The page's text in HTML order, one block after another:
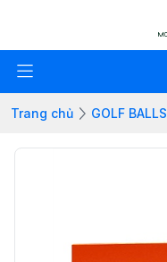
Trang chủ GOLF BALLS